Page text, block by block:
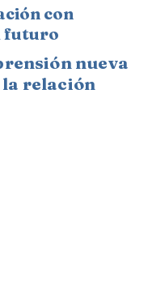
con
futuro
nueva
la relación